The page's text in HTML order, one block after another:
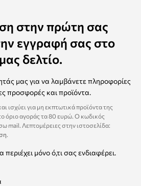
στην πρώτη σας
εγγραφή σας στο
δελτίο.
μας για να λαμβάνετε πληροφορίες
προσφορές και προϊόντα.
ισχύει για μη εκπτωτικά προϊόντα της
όριο αγοράς τα 80 ευρώ. Ο κωδικός
mail. Λεπτομέρειες στην ιστοσελίδα:
.
μόνο ό,τι σας ενδιαφέρει.